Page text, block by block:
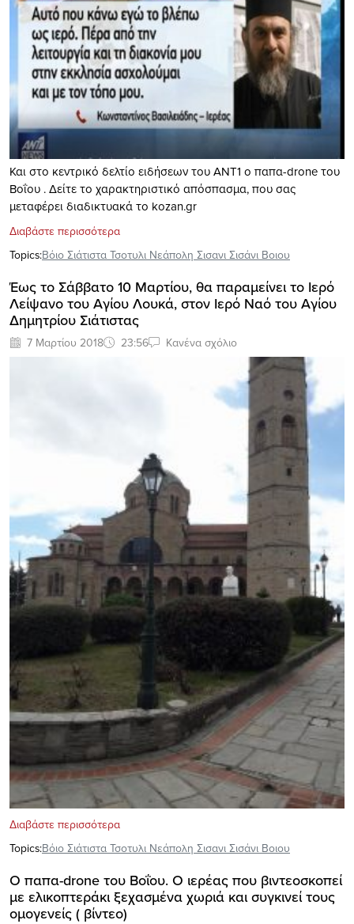
Και στο κεντρικό δελτίο ειδήσεων του ΑΝΤ1 ο παπα-drone του
Βοΐου . Δείτε το χαρακτηριστικό απόσπασμα, που σας
μεταφέρει διαδικτυακά το kozan.gr
Διαβάστε περισσότερα
Topics:Βόιο Σιάτιστα Τσοτυλι Νεάπολη Σισανι Σισάνι Βοιου
Έως το Σάββατο 10 Μαρτίου, θα παραμείνει το Ιερό
Λείψανο του Αγίου Λουκά, στον Ιερό Ναό του Αγίου
Δημητρίου Σιάτιστας
7 Μαρτίου 2018 23:56 Κανένα σχόλιο
Διαβάστε περισσότερα
Topics:Βόιο Σιάτιστα Τσοτυλι Νεάπολη Σισανι Σισάνι Βοιου
O παπα-drone του Βοΐου. Ο ιερέας που βιντεοσκοπεί
με ελικοπτεράκι ξεχασμένα χωριά και συγκινεί τους
ομογενείς ( βίντεο)